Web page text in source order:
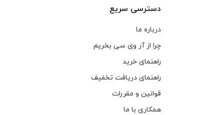
دسترسی سریع
درباره ما
چرا از آر وی سی بخریم
راهنمای خرید
راهنمای دریافت تخفیف
قوانین و مقررات
همکاری با ما